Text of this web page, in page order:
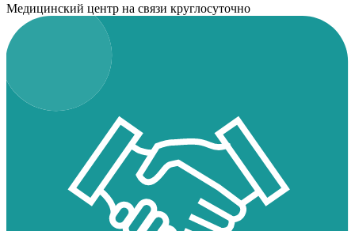
Медицинский центр на связи круглосуточно